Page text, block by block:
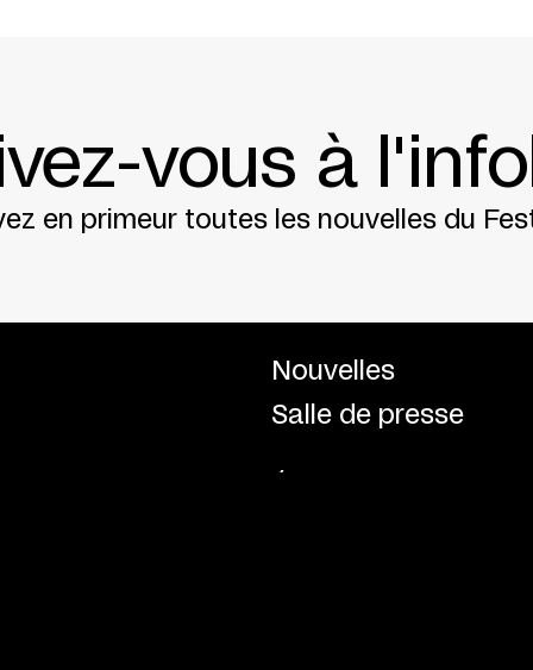
vous à
en primeur toutes les nouvelles du
Nouvelles
Salle de presse